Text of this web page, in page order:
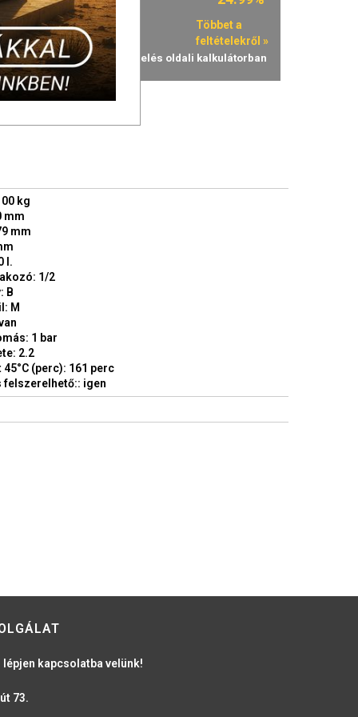
kg
mm
mm
l.
1/2
B
M
1 bar
2.2
(perc): 161 perc
felszerelhető:: igen
kapcsolatba velünk!
73.